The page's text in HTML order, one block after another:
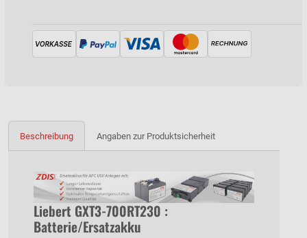
Beschreibung Angaben zur Produktsicherheit
Liebert GXT3-700RT230 :
Batterie/Ersatzakku